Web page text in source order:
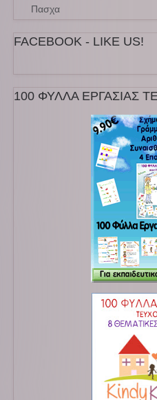
Πασχα
FACEBOOK - LIKE US!
100 ΦΥΛΛΑ ΕΡΓΑΣΙΑΣ